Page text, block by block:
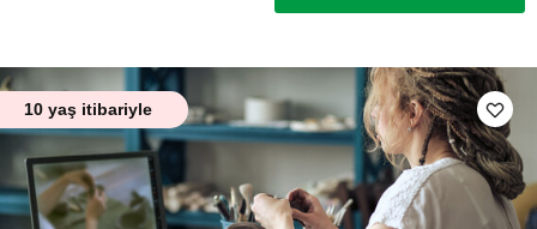
10 yaş itibariyle